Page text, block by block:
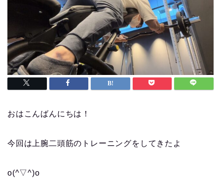
おはこんばんにちは！
今回は上腕二頭筋のトレーニングをしてきたよ
o(^▽^)o